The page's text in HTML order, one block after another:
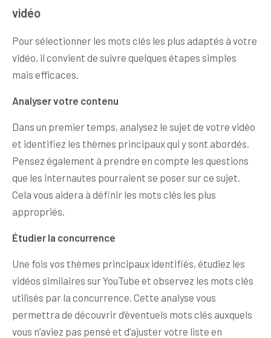
vidéo
Pour sélectionner les mots clés les plus adaptés à votre
vidéo, il convient de suivre quelques étapes simples
mais efficaces.
Analyser votre contenu
Dans un premier temps, analysez le sujet de votre vidéo
et identifiez les thèmes principaux qui y sont abordés.
Pensez également à prendre en compte les questions
que les internautes pourraient se poser sur ce sujet.
Cela vous aidera à définir les mots clés les plus
appropriés.
Étudier la concurrence
Une fois vos thèmes principaux identifiés, étudiez les
vidéos similaires sur YouTube et observez les mots clés
utilisés par la concurrence. Cette analyse vous
permettra de découvrir d’éventuels mots clés auxquels
vous n’aviez pas pensé et d’ajuster votre liste en